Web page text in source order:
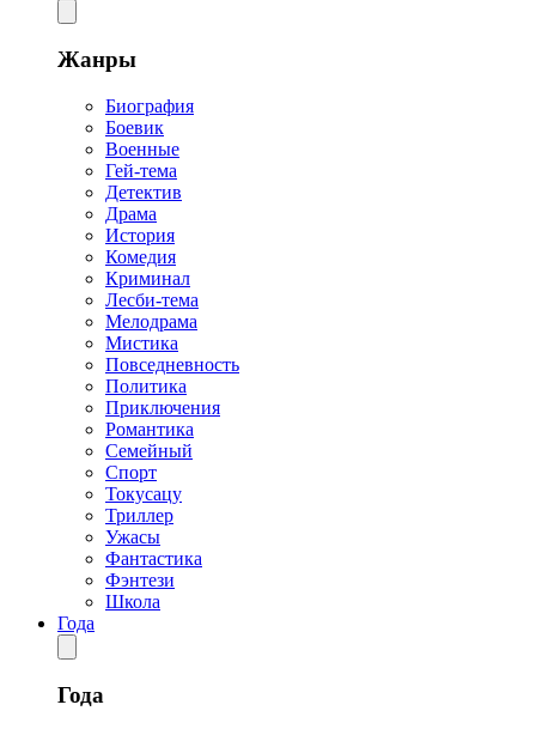
Жанры
Биография
Боевик
Военные
Гей-тема
Детектив
Драма
История
Комедия
Криминал
Лесби-тема
Мелодрама
Мистика
Повседневность
Политика
Приключения
Романтика
Семейный
Спорт
Токусацу
Триллер
Ужасы
Фантастика
Фэнтези
Школа
Года
Года